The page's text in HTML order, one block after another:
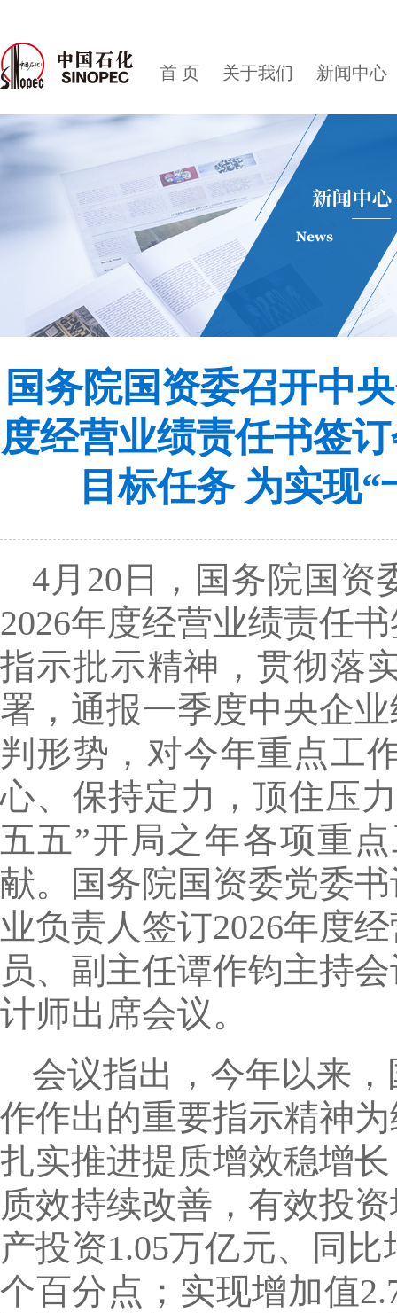
首 页 关于我们 新闻中心
国务院国资委召开中
度经营业绩责任书签
目标任务 为实现
4月20日，国务院国资
2026年度经营业绩责任
指示批示精神，贯彻落
署，通报一季度中央企
判形势，对今年重点工
心、保持定力，顶住压
五五”开局之年各项重
献。国务院国资委党委
业负责人签订2026年度
员、副主任谭作钧主持
计师出席会议。
会议指出，今年以来
作作出的重要指示精神
扎实推进提质增效稳增
质效持续改善，有效投
产投资1.05万亿元、同
个百分点；实现增加值